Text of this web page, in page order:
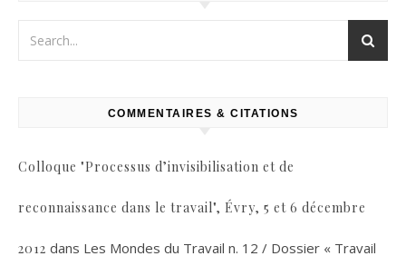
COMMENTAIRES & CITATIONS
Colloque "Processus d’invisibilisation et de
reconnaissance dans le travail", Évry, 5 et 6 décembre
2012 dans Les Mondes du Travail n. 12 / Dossier « Travail